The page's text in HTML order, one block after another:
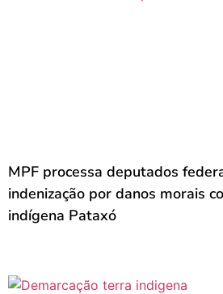
MPF processa deputados
indenização por danos morais
indígena Pataxó